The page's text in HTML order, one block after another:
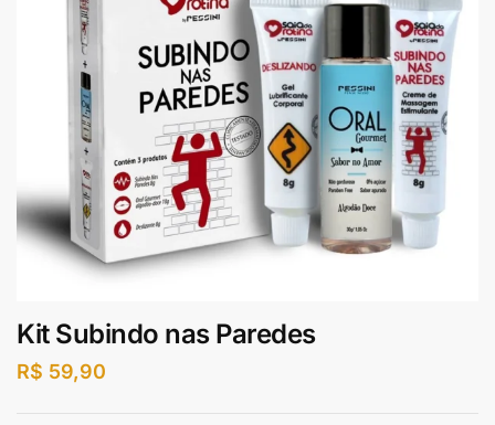
Kit Subindo nas Paredes
R$ 59,90